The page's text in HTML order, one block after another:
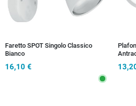
Faretto SPOT Singolo Classico
Bianco
16,10 €